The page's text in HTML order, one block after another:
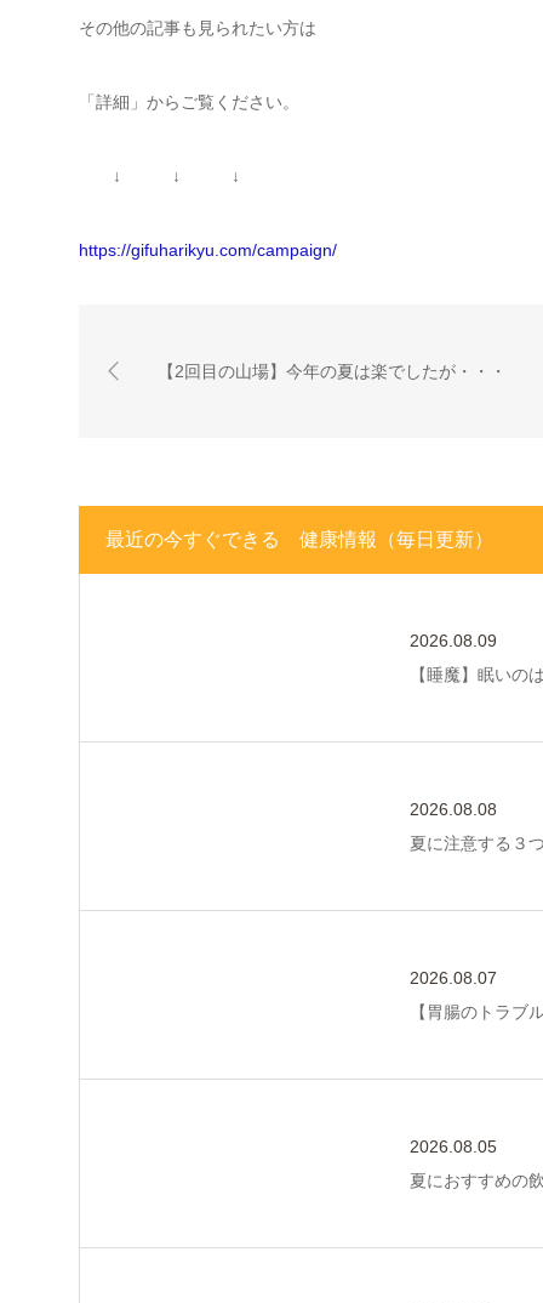
その他の記事も見られたい方は
「詳細」からご覧ください。
↓ ↓ ↓
https://gifuharikyu.com/campaign/
【2回目の山場】今年の夏は楽でしたが・・・
最近の今すぐできる 健康情報（毎日更新）
2026.08.09
【睡魔】眠いの
2026.08.08
夏に注意する３
2026.08.07
【胃腸のトラブ
2026.08.05
夏におすすめの